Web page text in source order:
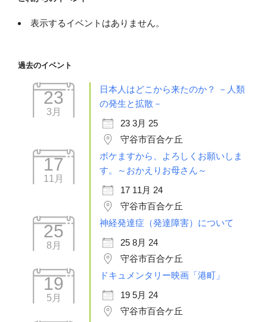
表示するイベントはありません。
過去のイベント
23
3月
日本人はどこから来たのか？ －人類
の発生と拡散－
23 3月 25
守谷市百合ケ丘
17
11月
ボケますから、よろしくお願いしま
す。～おかえりお母さん～
17 11月 24
守谷市百合ケ丘
25
8月
神経発達症（発達障害）について
25 8月 24
守谷市百合ケ丘
19
5月
ドキュメンタリー映画「港町」
19 5月 24
守谷市百合ケ丘